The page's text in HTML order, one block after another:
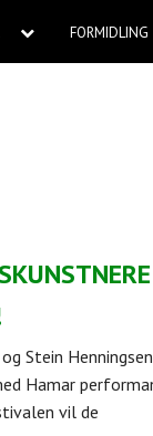
FORMIDLING
Stein
Hamar
vil de